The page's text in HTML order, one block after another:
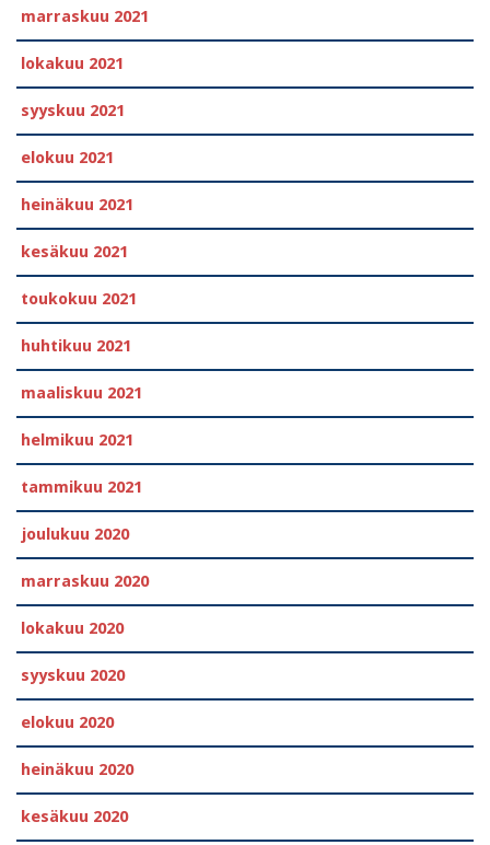
marraskuu 2021
lokakuu 2021
syyskuu 2021
elokuu 2021
heinäkuu 2021
kesäkuu 2021
toukokuu 2021
huhtikuu 2021
maaliskuu 2021
helmikuu 2021
tammikuu 2021
joulukuu 2020
marraskuu 2020
lokakuu 2020
syyskuu 2020
elokuu 2020
heinäkuu 2020
kesäkuu 2020